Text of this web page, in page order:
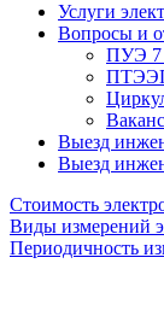
Услуги
Вопросы и
ПУЭ 7
Выезд
Выезд
Стоимость
Виды измерений
Периодичность